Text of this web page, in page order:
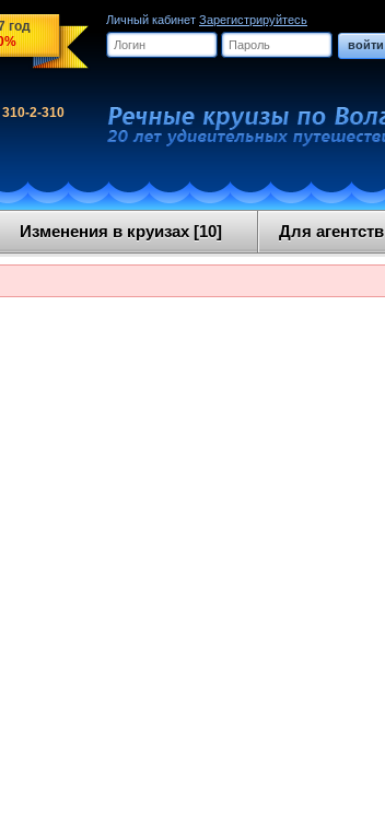
год
Личный кабинет Зарегистрируйтесь
войти
2-310
Изменения в круизах [10] Для агентств